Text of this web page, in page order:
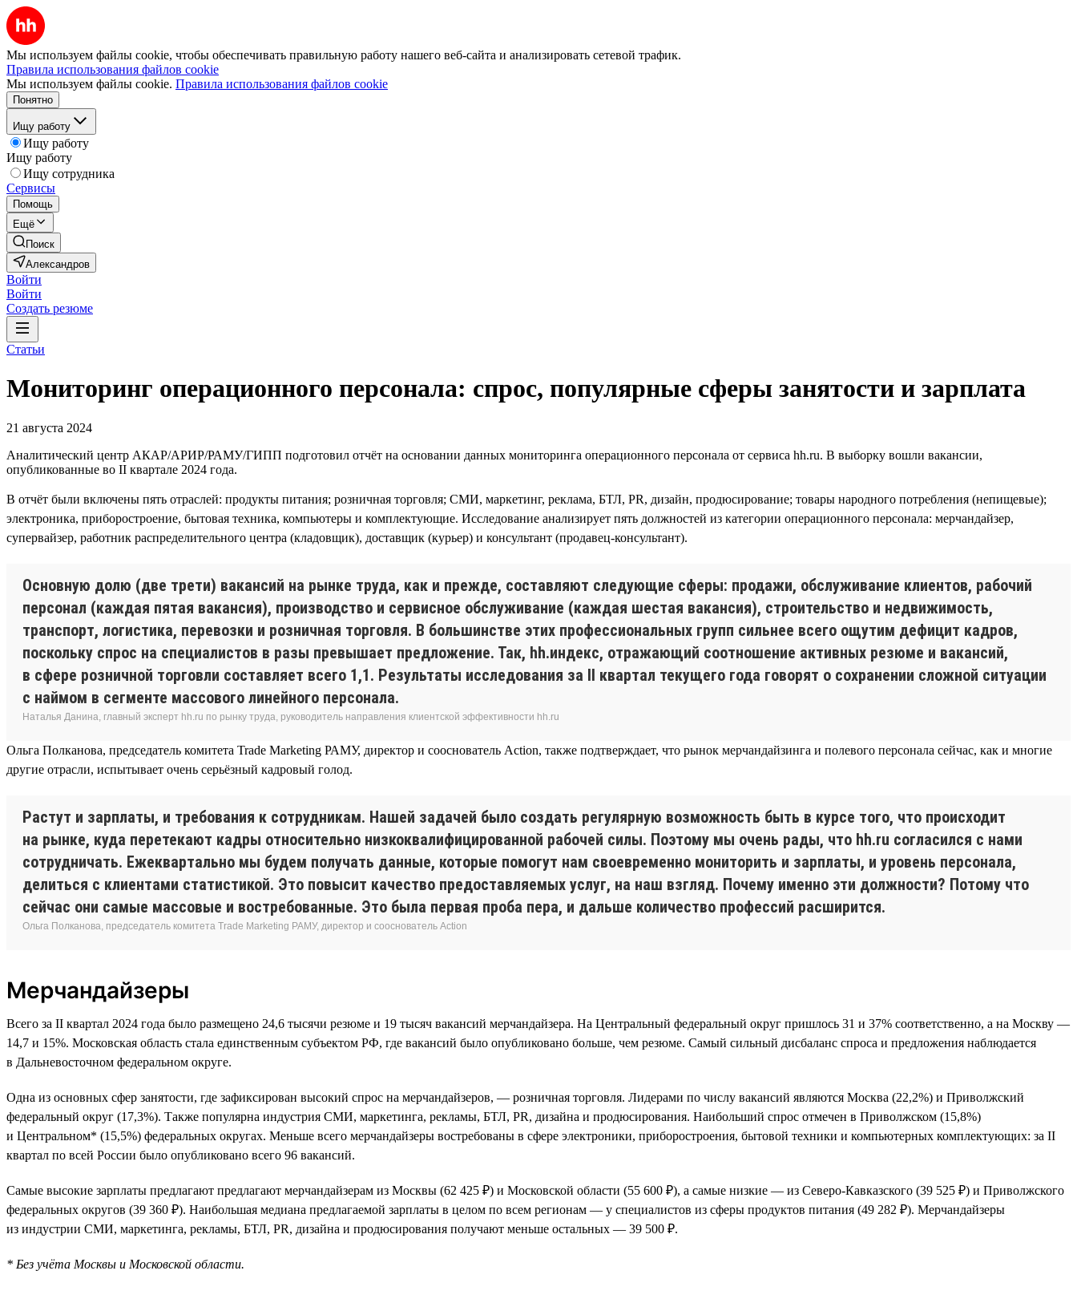
Мы используем файлы cookie, чтобы обеспечивать правильную работу нашего веб-сайта и анализировать сетевой трафик.
Правила использования файлов cookie
Мы используем файлы cookie. Правила использования файлов cookie
Понятно
Ищу работу
Ищу работу
Ищу работу
Ищу сотрудника
Сервисы
Помощь
Ещё
Поиск
Александров
Войти
Войти
Создать резюме
Статьи
Мониторинг операционного персонала: спрос, популярные сферы занятости и зарплата
21 августа 2024
Аналитический центр АКАР/АРИР/РАМУ/ГИПП подготовил отчёт на основании данных мониторинга операционного персонала от сервиса hh.ru. В выборку вошли вакансии,
опубликованные во II квартале 2024 года.
В отчёт были включены пять отраслей: продукты питания; розничная торговля; СМИ, маркетинг, реклама, БТЛ, PR, дизайн, продюсирование; товары народного потребления (непищевые);
электроника, приборостроение, бытовая техника, компьютеры и комплектующие. Исследование анализирует пять должностей из категории операционного персонала: мерчандайзер,
супервайзер, работник распределительного центра (кладовщик), доставщик (курьер) и консультант (продавец-консультант).
Основную долю (две трети) вакансий на рынке труда, как и прежде, составляют следующие сферы: продажи, обслуживание клиентов, рабочий
персонал (каждая пятая вакансия), производство и сервисное обслуживание (каждая шестая вакансия), строительство и недвижимость,
транспорт, логистика, перевозки и розничная торговля. В большинстве этих профессиональных групп сильнее всего ощутим дефицит кадров,
поскольку спрос на специалистов в разы превышает предложение. Так, hh.индекс, отражающий соотношение активных резюме и вакансий,
в сфере розничной торговли составляет всего 1,1. Результаты исследования за II квартал текущего года говорят о сохранении сложной ситуации
с наймом в сегменте массового линейного персонала.
Наталья Данина, главный эксперт hh.ru по рынку труда, руководитель направления клиентской эффективности hh.ru
Ольга Полканова, председатель комитета Trade Marketing РАМУ, директор и сооснователь Action, также подтверждает, что рынок мерчандайзинга и полевого персонала сейчас, как и многие
другие отрасли, испытывает очень серьёзный кадровый голод.
Растут и зарплаты, и требования к сотрудникам. Нашей задачей было создать регулярную возможность быть в курсе того, что происходит
на рынке, куда перетекают кадры относительно низкоквалифицированной рабочей силы. Поэтому мы очень рады, что hh.ru согласился с нами
сотрудничать. Ежеквартально мы будем получать данные, которые помогут нам своевременно мониторить и зарплаты, и уровень персонала,
делиться с клиентами статистикой. Это повысит качество предоставляемых услуг, на наш взгляд. Почему именно эти должности? Потому что
сейчас они самые массовые и востребованные. Это была первая проба пера, и дальше количество профессий расширится.
Ольга Полканова, председатель комитета Trade Marketing РАМУ, директор и сооснователь Action
Мерчандайзеры
Всего за II квартал 2024 года было размещено 24,6 тысячи резюме и 19 тысяч вакансий мерчандайзера. На Центральный федеральный округ пришлось 31 и 37% соответственно, а на Москву —
14,7 и 15%. Московская область стала единственным субъектом РФ, где вакансий было опубликовано больше, чем резюме. Самый сильный дисбаланс спроса и предложения наблюдается
в Дальневосточном федеральном округе.
Одна из основных сфер занятости, где зафиксирован высокий спрос на мерчандайзеров, — розничная торговля. Лидерами по числу вакансий являются Москва (22,2%) и Приволжский
федеральный округ (17,3%). Также популярна индустрия СМИ, маркетинга, рекламы, БТЛ, PR, дизайна и продюсирования. Наибольший спрос отмечен в Приволжском (15,8%)
и Центральном* (15,5%) федеральных округах. Меньше всего мерчандайзеры востребованы в сфере электроники, приборостроения, бытовой техники и компьютерных комплектующих: за II
квартал по всей России было опубликовано всего 96 вакансий.
Самые высокие зарплаты предлагают предлагают мерчандайзерам из Москвы (62 425 ₽) и Московской области (55 600 ₽), а самые низкие — из Северо-Кавказского (39 525 ₽) и Приволжского
федеральных округов (39 360 ₽). Наибольшая медиана предлагаемой зарплаты в целом по всем регионам — у специалистов из сферы продуктов питания (49 282 ₽). Мерчандайзеры
из индустрии СМИ, маркетинга, рекламы, БТЛ, PR, дизайна и продюсирования получают меньше остальных — 39 500 ₽.
* Без учёта Москвы и Московской области.